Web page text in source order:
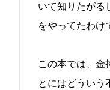
いて知りたがる
をやってたわけ
この本では、金
とにはどういう